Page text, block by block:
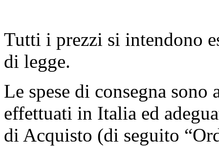
Tutti i prezzi si intendono
di legge.
Le spese di consegna
effettuati in Italia ed
di Acquisto (di seguito